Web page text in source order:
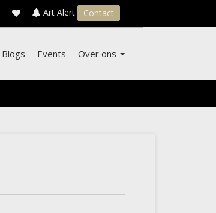
Art Alert Contact
Blogs Events Over ons